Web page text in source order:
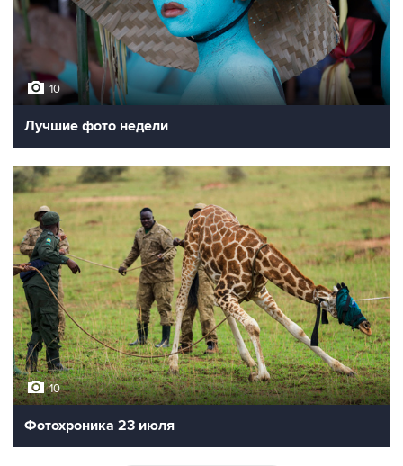
10
Лучшие фото недели
10
Фотохроника 23 июля